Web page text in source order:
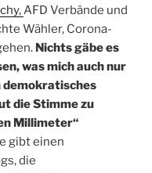
AFD Verbände und
Wähler, Corona-
Nichts gäbe es
was mich auch nur
die Stimme zu
Millimeter“
gibt einen
die